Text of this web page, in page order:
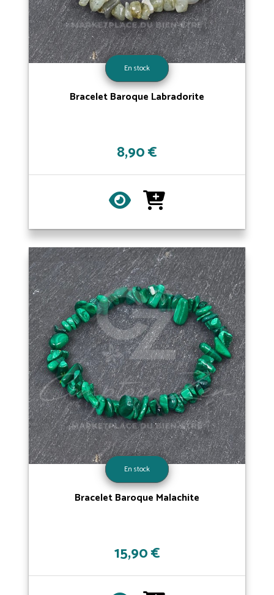
En stock
Bracelet Baroque Labradorite
8,90 €
En stock
Bracelet Baroque Malachite
15,90 €